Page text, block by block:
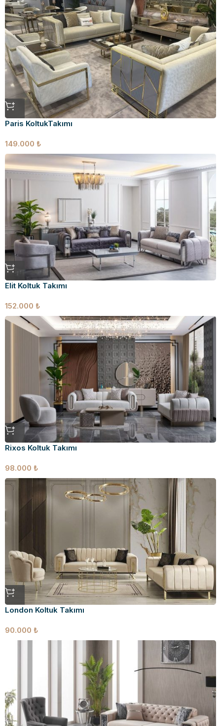
Paris KoltukTakımı
149.000 ₺
Elit Koltuk Takımı
152.000 ₺
Rixos Koltuk Takımı
98.000 ₺
London Koltuk Takımı
90.000 ₺